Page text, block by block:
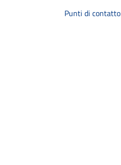
Punti di contatto